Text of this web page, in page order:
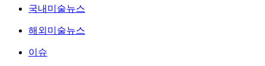
국내미술뉴스
해외미술뉴스
이슈